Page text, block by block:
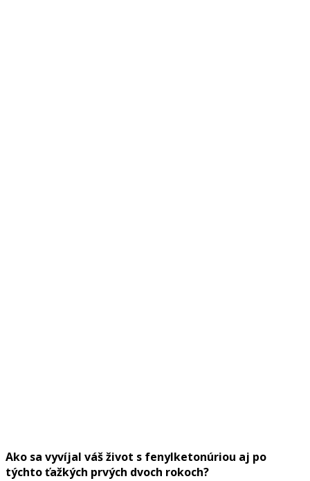
Ako sa vyvíjal váš život s fenylketonúriou aj po
týchto ťažkých prvých dvoch rokoch?